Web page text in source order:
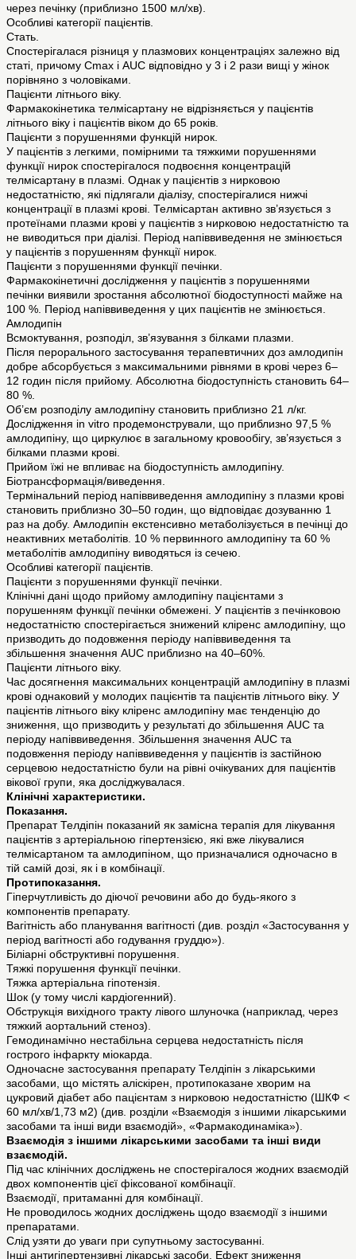
через печінку (приблизно 1500 мл/хв).
Особливі категорії пацієнтів.
Стать.
Спостерігалася різниця у плазмових концентраціях залежно від
статі, причому Cmax і AUC відповідно у 3 і 2 рази вищі у жінок
порівняно з чоловіками.
Пацієнти літнього віку.
Фармакокінетика телміcартану не відрізняється у пацієнтів
літнього віку і пацієнтів віком до 65 років.
Пацієнти з порушеннями функцій нирок.
У пацієнтів з легкими, помірними та тяжкими порушеннями
функції нирок спостерігалося подвоєння концентрацій
телмісартану в плазмі. Однак у пацієнтів з нирковою
недостатністю, які підлягали діалізу, спостерігалися нижчі
концентрації в плазмі крові. Телмісартан активно зв’язується з
протеїнами плазми крові у пацієнтів з нирковою недостатністю та
не виводиться при діалізі. Період напіввиведення не змінюється
у пацієнтів з порушенням функції нирок.
Пацієнти з порушеннями функції печінки.
Фармакокінетичні дослідження у пацієнтів з порушеннями
печінки виявили зростання абсолютної біодоступності майже на
100 %. Період напіввиведення у цих пацієнтів не змінюється.
Амлодипін
Всмоктування, розподіл, зв’язування з білками плазми.
Після перорального застосування терапевтичних доз амлодипін
добре абсорбується з максимальними рівнями в крові через 6–
12 годин після прийому. Абсолютна біодоступність становить 64–
80 %.
Об’єм розподілу амлодипіну становить приблизно 21 л/кг.
Дослідження іn vitro продемонстрували, що приблизно 97,5 %
амлодипіну, що циркулює в загальному кровообігу, зв’язується з
білками плазми крові.
Прийом їжі не впливає на біодоступність амлодипіну.
Біотрансформація/виведення.
Термінальний період напіввиведення амлодипіну з плазми крові
становить приблизно 30–50 годин, що відповідає дозуванню 1
раз на добу. Амлодипін екстенсивно метаболізується в печінці до
неактивних метаболітів. 10 % первинного амлодипіну та 60 %
метаболітів амлодипіну виводяться із сечею.
Особливі категорії пацієнтів.
Пацієнти з порушеннями функції печінки.
Клінічні дані щодо прийому амлодипіну пацієнтами з
порушенням функції печінки обмежені. У пацієнтів з печінковою
недостатністю спостерігається знижений кліренс амлодипіну, що
призводить до подовження періоду напіввиведення та
збільшення значення AUC приблизно на 40–60%.
Пацієнти літнього віку.
Час досягнення максимальних концентрацій амлодипіну в плазмі
крові однаковий у молодих пацієнтів та пацієнтів літнього віку. У
пацієнтів літнього віку кліренс амлодипіну має тенденцію до
зниження, що призводить у результаті до збільшення AUC та
періоду напіввиведення. Збільшення значення AUC та
подовження періоду напіввиведення у пацієнтів із застійною
серцевою недостатністю були на рівні очікуваних для пацієнтів
вікової групи, яка досліджувалася.
Клінічні характеристики.
Показання.
Препарат Телдіпін показаний як замісна терапія для лікування
пацієнтів з артеріальною гіпертензією, які вже лікувалися
телмісартаном та амлодипіном, що призначалися одночасно в
тій самій дозі, як і в комбінації.
Протипоказання.
Гіперчутливість до діючої речовини або до будь-якого з
компонентів препарату.
Вагітність або планування вагітності (див. розділ «Застосування у
період вагітності або годування груддю»).
Біліарні обструктивні порушення.
Тяжкі порушення функції печінки.
Тяжка артеріальна гіпотензія.
Шок (у тому числі кардіогенний).
Обструкція вихідного тракту лівого шлуночка (наприклад, через
тяжкий аортальний стеноз).
Гемодинамічно нестабільна серцева недостатність після
гострого інфаркту міокарда.
Одночасне застосування препарату Телдіпін з лікарськими
засобами, що містять аліскірен, протипоказане хворим на
цукровий діабет або пацієнтам з нирковою недостатністю (ШКФ <
60 мл/хв/1,73 м2) (див. розділи «Взаємодія з іншими лікарськими
засобами та інші види взаємодій», «Фармакодинаміка»).
Взаємодія з іншими лікарськими засобами та інші види
взаємодій.
Під час клінічних досліджень не спостерігалося жодних взаємодій
двох компонентів цієї фіксованої комбінації.
Взаємодії, притаманні для комбінації.
Не проводилось жодних досліджень щодо взаємодії з іншими
препаратами.
Слід узяти до уваги при супутньому застосуванні.
Інші антигіпертензивні лікарські засоби. Ефект зниження